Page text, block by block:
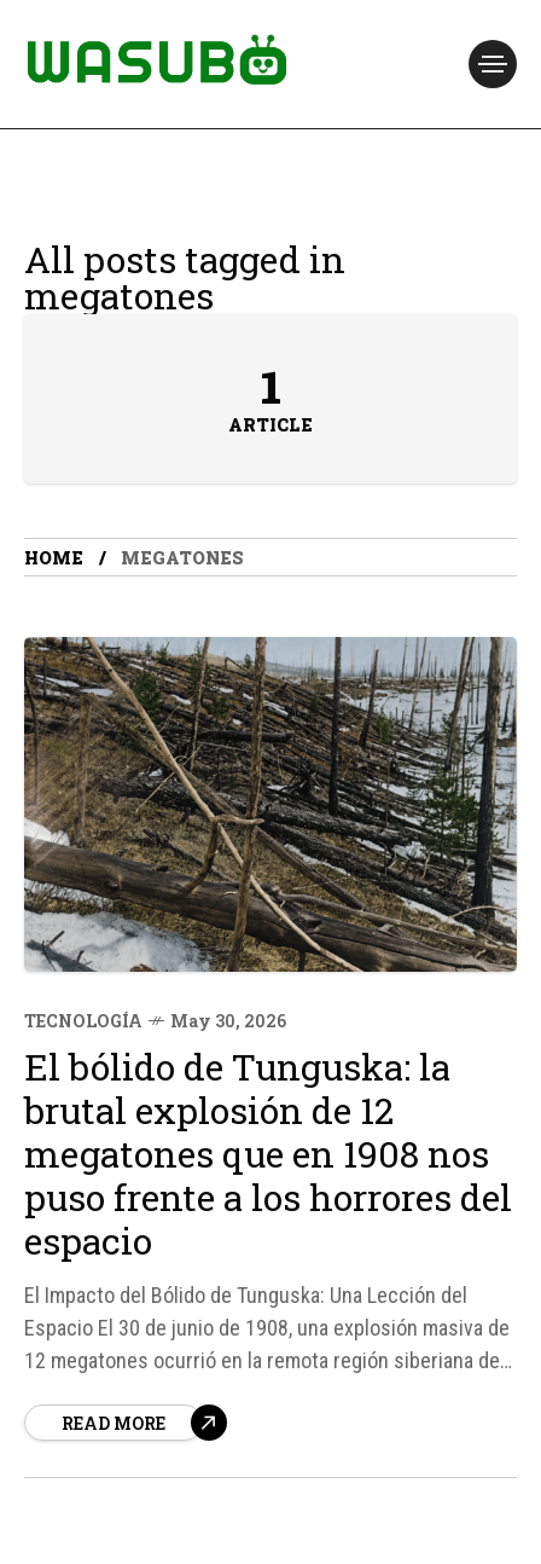
All posts tagged in
megatones
1
ARTICLE
HOME MEGATONES
TECNOLOGÍA May 30, 2026
El bólido de Tunguska: la
brutal explosión de 12
megatones que en 1908 nos
puso frente a los horrores del
espacio
El Impacto del Bólido de Tunguska: Una Lección del
Espacio El 30 de junio de 1908, una explosión masiva de
12 megatones ocurrió en la remota región siberiana de
explosión, que fue tan poderosa que se comparó con
READ MORE